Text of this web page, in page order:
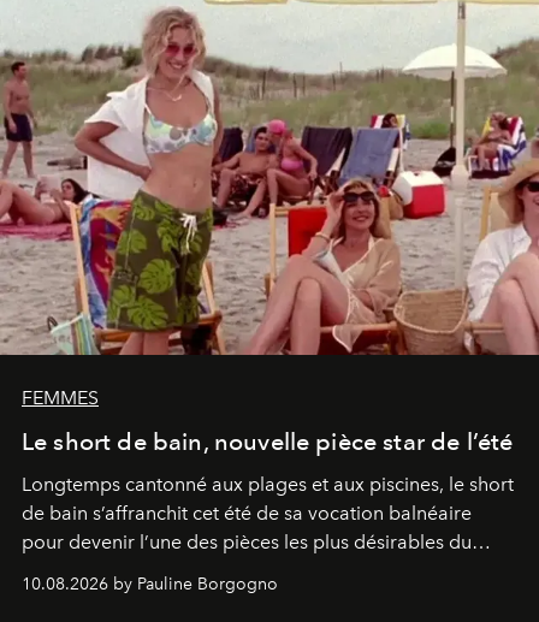
FEMMES
Le short de bain, nouvelle pièce star de l’été
Longtemps cantonné aux plages et aux piscines, le short
de bain s’affranchit cet été de sa vocation balnéaire
pour devenir l’une des pièces les plus désirables du
10.08.2026 by Pauline Borgogno